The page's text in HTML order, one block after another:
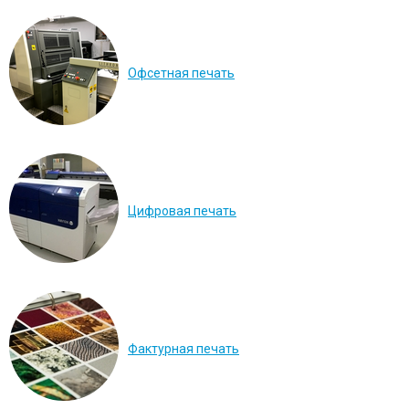
Офсетная печать
Цифровая печать
Фактурная печать